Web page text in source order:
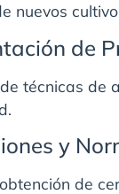
nuevos
de
técnicas de
y
de